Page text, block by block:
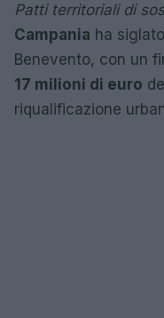
Patti territoriali di
Campania ha
Benevento, con un
17 milioni di euro
riqualificazione